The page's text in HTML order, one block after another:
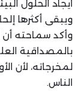
ايجاد الحلول
ويبقى أكثرها
وأكد سماحته أن
بالمصداقية
لمخرجاته، لأن
الناس.